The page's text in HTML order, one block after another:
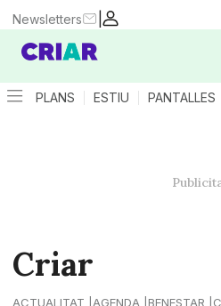
|
Newsletters
PLANS ESTIU PANTALLES
Criar
ACTUALITAT AGENDA BENESTAR